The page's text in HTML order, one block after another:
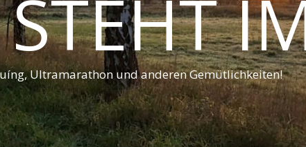
Ultramarathon und anderen Gemütlichkeiten!